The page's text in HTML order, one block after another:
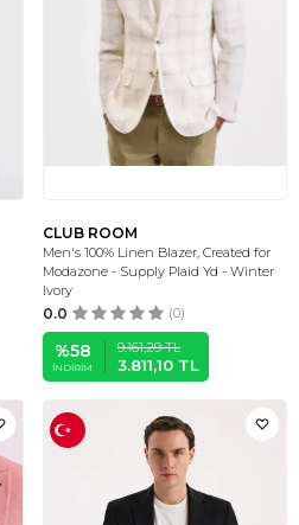
CLUB ROOM
Men's 100% Linen Blazer, Created for
Modazone - Supply Plaid Yd - Winter
Ivory
0.0 (0)
%58
İNDIRIM
9.161,29TL
3.811,10 TL